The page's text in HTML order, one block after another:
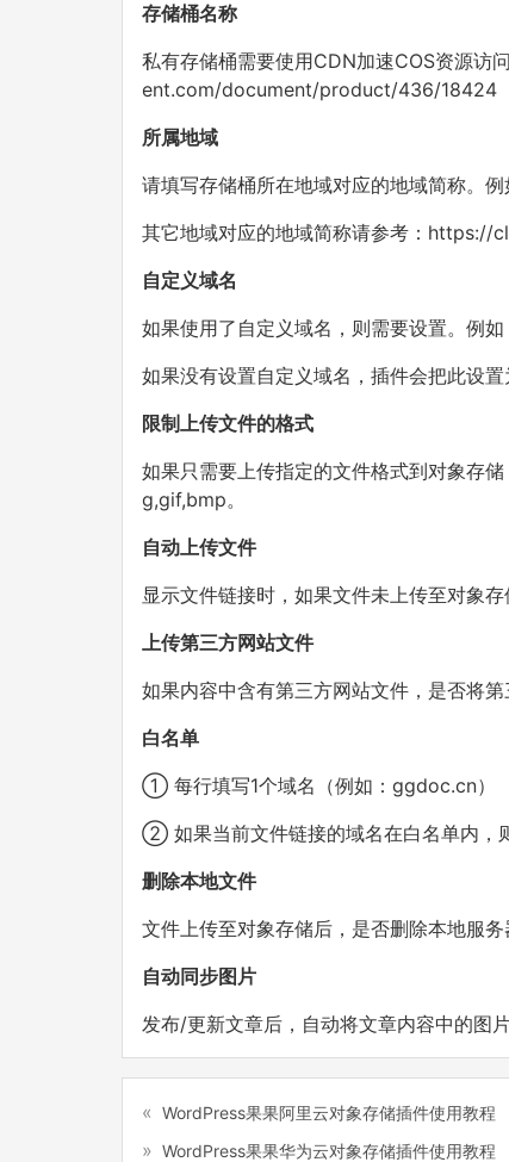
存储桶名称
私有存储桶需要使用CDN加速COS资源
ent.com/document/product/436/18424
所属地域
请填写存储桶所在地域对应的地域简称。
其它地域对应的地域简称请参考：
自定义域名
如果使用了自定义域名，则需要设置。例
如果没有设置自定义域名，插件会把此设置
限制上传文件的格式
如果只需要上传指定的文件格式到对象存
g,gif,bmp。
自动上传文件
显示文件链接时，如果文件未上传至对象
上传第三方网站文件
如果内容中含有第三方网站文件，是否将第
白名单
① 每行填写1个域名（例如：ggdoc.cn）
② 如果当前文件链接的域名在白名单内，
删除本地文件
文件上传至对象存储后，是否删除本地服务
自动同步图片
发布/更新文章后，自动将文章内容中的图
WordPress果果阿里云对象存储插件使用教程
WordPress果果华为云对象存储插件使用教程